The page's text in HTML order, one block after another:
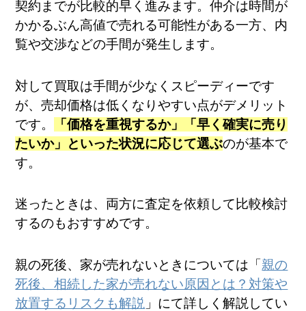
契約までが比較的早く進みます。仲介は時間が
かかるぶん高値で売れる可能性がある一方、内
覧や交渉などの手間が発生します。
対して買取は手間が少なくスピーディーです
が、売却価格は低くなりやすい点がデメリット
です。
「価格を重視するか」「早く確実に売り
たいか」といった状況に応じて選ぶのが基本で
す。
迷ったときは、両方に査定を依頼して比較検討
するのもおすすめです。
親の死後、家が売れないときについては「親の
死後、相続した家が売れない原因とは？対策や
放置するリスクも解説 」にて詳しく解説してい